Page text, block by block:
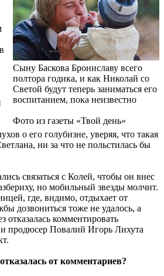
Сыну Баскова Брониславу всего
полтора годика, и как Николай со
Светой будут теперь заниматься его
воспитанием, пока неизвестно
Фото из газеты «Твой день»
о его голубизне, уверяя, что такая
ни за что не польстилась бы
связаться с Колей, чтобы он внес
но мобильный звезды молчит.
где, видимо, отдыхает от
дозвониться тоже не удалось, а
отказалась комментировать
продюсер Повалий Игорь Лихута
от комментариев?